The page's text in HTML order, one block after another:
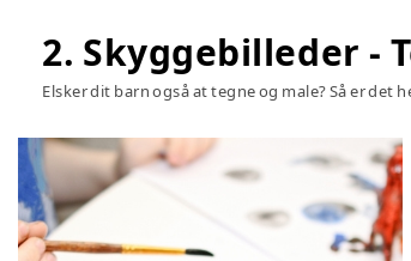
2. Skyggebilleder -
Elsker dit barn også at tegne og male? Så er